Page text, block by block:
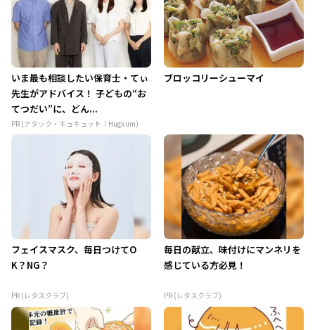
いま最も相談したい保育士・てぃ
先生がアドバイス！ 子どもの“お
てつだい”に、どん...
PR (アタック・キュキュット｜Hugkum)
ブロッコリーシューマイ
フェイスマスク、毎日つけてO
K？NG？
PR (レタスクラブ)
毎日の献立、味付けにマンネリを
感じている方必見！
PR (レタスクラブ)